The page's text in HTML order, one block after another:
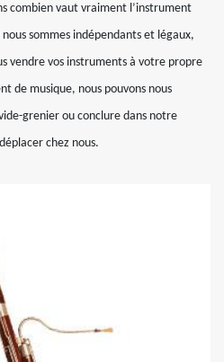
combien vaut vraiment l’instrument
sommes indépendants et légaux,
vendre vos instruments à votre propre
de musique, nous pouvons nous
grenier ou conclure dans notre
chez nous.